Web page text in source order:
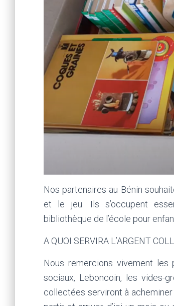
Nos partenaires au Bénin
et le jeu. Ils s’occupent
bibliothèque de l’école pour
A QUOI SERVIRA L’ARGENT
Nous remercions vivement
sociaux, Leboncoin, les vides-
collectées serviront à acheminer